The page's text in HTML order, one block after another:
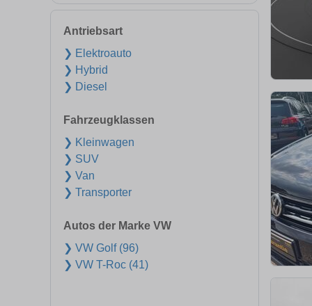
Antriebsart
❯ Elektroauto
❯ Hybrid
❯ Diesel
Fahrzeugklassen
❯ Kleinwagen
❯ SUV
❯ Van
❯ Transporter
Autos der Marke VW
❯ VW Golf (96)
❯ VW T-Roc (41)